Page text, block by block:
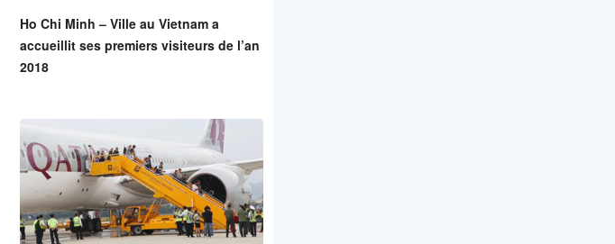
Ho Chi Minh – Ville au Vietnam a
accueillit ses premiers visiteurs de l’an
2018